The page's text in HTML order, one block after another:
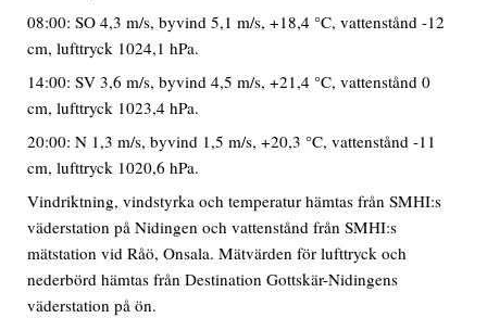
08:00: SO 4,3 m/s, byvind 5,1 m/s, +18,4 °C, vattenstånd -12
cm, lufttryck 1024,1 hPa.
14:00: SV 3,6 m/s, byvind 4,5 m/s, +21,4 °C, vattenstånd 0
cm, lufttryck 1023,4 hPa.
20:00: N 1,3 m/s, byvind 1,5 m/s, +20,3 °C, vattenstånd -11
cm, lufttryck 1020,6 hPa.
Vindriktning, vindstyrka och temperatur hämtas från SMHI:s
väderstation på Nidingen och vattenstånd från SMHI:s
mätstation vid Råö, Onsala. Mätvärden för lufttryck och
nederbörd hämtas från Destination Gottskär-Nidingens
väderstation på ön.